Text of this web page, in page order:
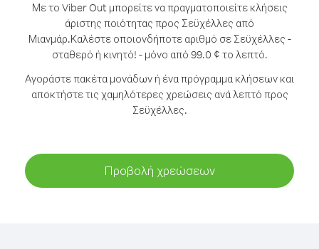
Με το Viber Out μπορείτε να πραγματοποιείτε κλήσεις
άριστης ποιότητας προς Σεϋχέλλες από
Μιανμάρ.Καλέστε οποιονδήποτε αριθμό σε Σεϋχέλλες -
σταθερό ή κινητό! - μόνο από 99.0 ¢ το λεπτό.
Αγοράστε πακέτα μονάδων ή ένα πρόγραμμα κλήσεων και
αποκτήστε τις χαμηλότερες χρεώσεις ανά λεπτό προς
Σεϋχέλλες.
Προβολή χρεώσεων